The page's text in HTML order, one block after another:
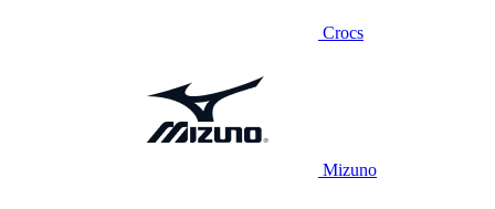
Crocs
Mizuno